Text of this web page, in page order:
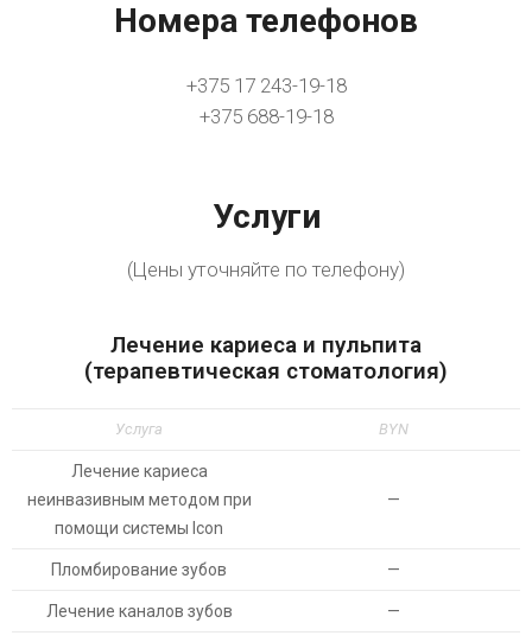
Номера телефонов
+375 17 243-19-18
+375 688-19-18
Услуги
(Цены уточняйте по телефону)
Лечение кариеса и пульпита
(терапевтическая стоматология)
Услуга BYN
Лечение кариеса
неинвазивным методом при
помощи системы Icon
—
Пломбирование зубов —
Лечение каналов зубов —